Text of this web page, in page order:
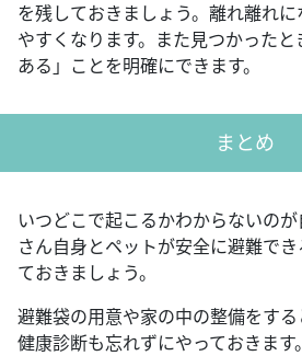
を残しておきましょう。離れ離れ
やすくなります。また見つかった
ある」ことを明確にできます。
まとめ
いつどこで起こるかわからないの
さん自身とペットが安全に避難で
ておきましょう。
避難袋の用意や家の中の整備をする
健康診断も忘れずにやっておきま